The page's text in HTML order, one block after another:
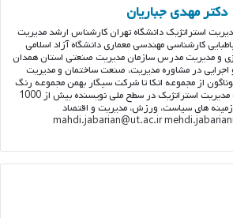
دکتر مهدی جباریان
استراتژیک دانشگاه تهران کارشناس ارشد مدیریت
کارشناسی مهندسی معماری دانشگاه آزاد اسلامی
و مدیریت مدرس سازمان مدیریت صنعتی استان همدان
و اجرایی در مشاوره مدیریت، صنعت ساختمان و مدیریت
از مجموعه اتکا تا شرکت سیگار بهمن مجموعه رنگ
خلیج فارس و .. مولف کتاب مدیریت استراتژیک در سطح ملی نویسنده بیش از 1000
زمینه های سیاست، ورزش، مدیریت و اقتصاد
mahdi.jabarian@ut.ac.ir